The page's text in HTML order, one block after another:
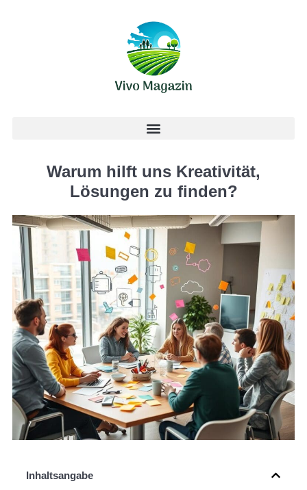
Warum hilft uns Kreativität,
Lösungen zu finden?
Inhaltsangabe